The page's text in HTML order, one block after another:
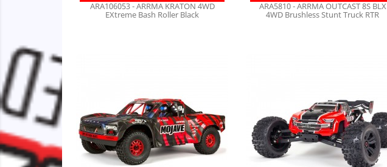
ARA106053 - ARRMA KRATON 4WD
EXtreme Bash Roller Black
ARA5810 - ARRMA OUTCAST 8S BLX
4WD Brushless Stunt Truck RTR